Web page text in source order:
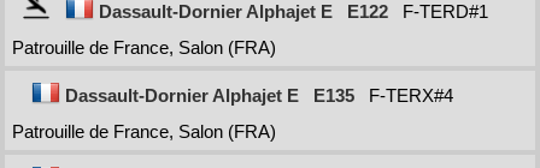
Dassault-Dornier Alphajet E E122
F-TERD#1
Patrouille de France, Salon (FRA)
Dassault-Dornier Alphajet E E135
F-TERX#4
Patrouille de France, Salon (FRA)